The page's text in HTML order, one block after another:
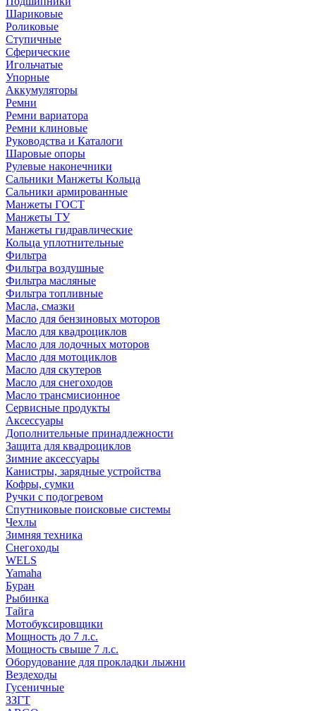
Шариковые
Роликовые
Ступичные
Сферические
Игольчатые
Упорные
Аккумуляторы
Ремни
Ремни вариатора
Ремни клиновые
Руководства и Каталоги
Шаровые опоры
Рулевые наконечники
Сальники Манжеты Кольца
Сальники армированные
Манжеты ГОСТ
Манжеты ТУ
Манжеты гидравлические
Кольца уплотнительные
Фильтра
Фильтра воздушные
Фильтра масляные
Фильтра топливные
Масла, смазки
Масло для бензиновых моторов
Масло для квадроциклов
Масло для лодочных моторов
Масло для мотоциклов
Масло для скутеров
Масло для снегоходов
Масло трансмисионное
Сервисные продукты
Аксессуары
Дополнительные принадлежности
Защита для квадроциклов
Зимние аксессуары
Канистры, зарядные устройства
Кофры, сумки
Ручки с подогревом
Спутниковые поисковые системы
Чехлы
Зимняя техника
Снегоходы
WELS
Yamaha
Буран
Рыбинка
Тайга
Мотобуксировщики
Мощность до 7 л.с.
Мощность свыше 7 л.с.
Оборудование для прокладки лыжни
Вездеходы
Гусеничные
ЗЗГТ